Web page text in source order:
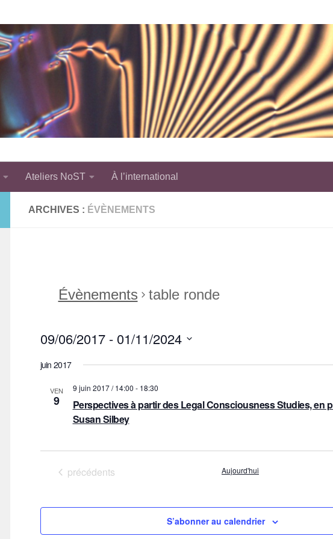
Ateliers NoST À l’international
ARCHIVES : ÉVÈNEMENTS
Évènements table ronde
09/06/2017 - 01/11/2024
une
date.
juin 2017
VEN
9
9 juin 2017 / 14:00 - 18:30
Perspectives à partir des Legal Consciousness Studies, en
Susan Silbey
Évènements
précédents Aujourd'hui
S’abonner au calendrier